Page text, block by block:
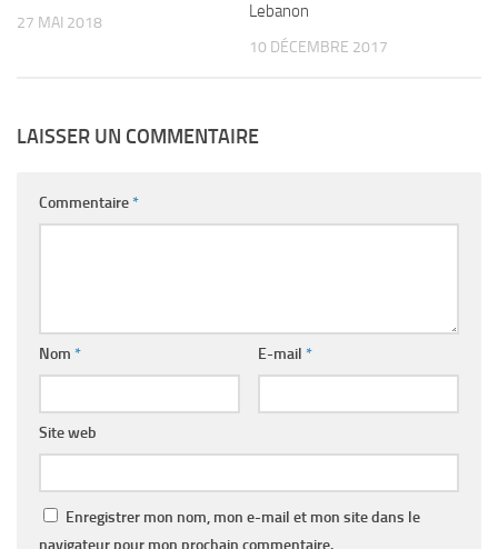
27 MAI 2018
Lebanon
10 DÉCEMBRE 2017
LAISSER UN COMMENTAIRE
Commentaire*
Nom * E-mail *
Site web
Enregistrer mon nom, mon e-mail et mon site dans le